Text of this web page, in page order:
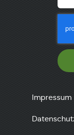
Impressum